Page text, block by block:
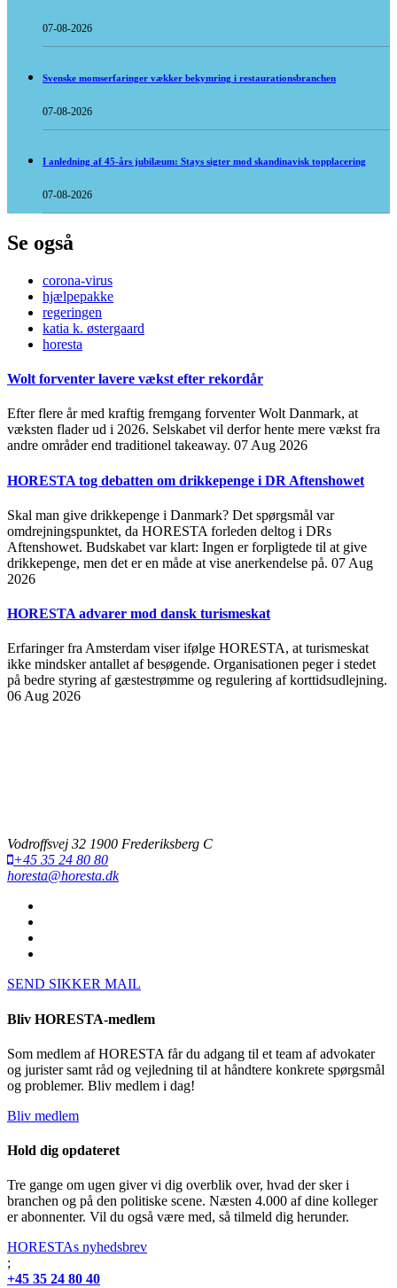
07-08-2026
Svenske momserfaringer vækker bekymring i restaurationsbranchen
07-08-2026
I anledning af 45-års jubilæum: Stays sigter mod skandinavisk topplacering
07-08-2026
Se også
corona-virus
hjælpepakke
regeringen
katia k. østergaard
horesta
Wolt forventer lavere vækst efter rekordår
Efter flere år med kraftig fremgang forventer Wolt Danmark, at
væksten flader ud i 2026. Selskabet vil derfor hente mere vækst fra
andre områder end traditionel takeaway. 07 Aug 2026
HORESTA tog debatten om drikkepenge i DR Aftenshowet
Skal man give drikkepenge i Danmark? Det spørgsmål var
omdrejningspunktet, da HORESTA forleden deltog i DRs
Aftenshowet. Budskabet var klart: Ingen er forpligtede til at give
drikkepenge, men det er en måde at vise anerkendelse på. 07 Aug
2026
HORESTA advarer mod dansk turismeskat
Erfaringer fra Amsterdam viser ifølge HORESTA, at turismeskat
ikke mindsker antallet af besøgende. Organisationen peger i stedet
på bedre styring af gæstestrømme og regulering af korttidsudlejning.
06 Aug 2026
Vodroffsvej 32 1900 Frederiksberg C
+45 35 24 80 80
horesta@horesta.dk
SEND SIKKER MAIL
Bliv HORESTA-medlem
Som medlem af HORESTA får du adgang til et team af advokater
og jurister samt råd og vejledning til at håndtere konkrete spørgsmål
og problemer. Bliv medlem i dag!
Bliv medlem
Hold dig opdateret
Tre gange om ugen giver vi dig overblik over, hvad der sker i
branchen og på den politiske scene. Næsten 4.000 af dine kolleger
er abonnenter. Vil du også være med, så tilmeld dig herunder.
HORESTAs nyhedsbrev
;
+45 35 24 80 40